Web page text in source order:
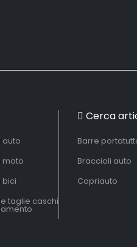
auto
moto
bici
taglie caschi
Cerca
Barre
Braccioli auto
Copriauto